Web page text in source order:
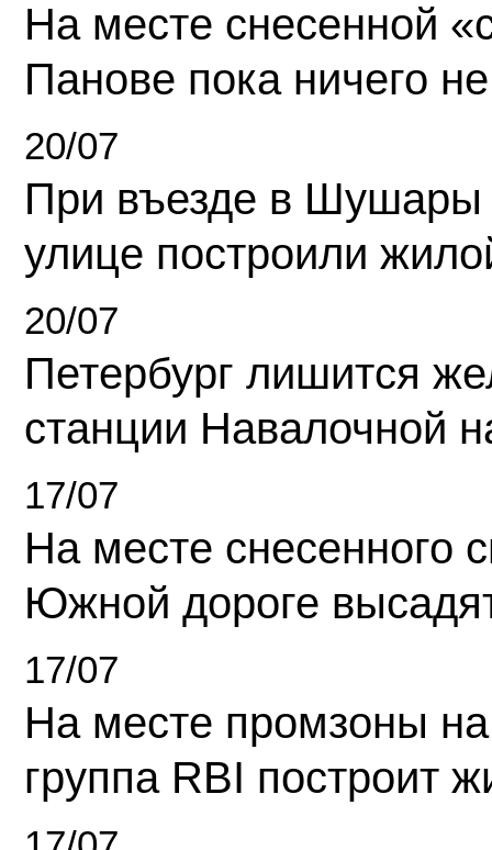
На месте снесенной
Панове пока ничего
20/07
При въезде в Шушары
улице построили
20/07
Петербург лишится
станции Навалочной
17/07
На месте снесенного
Южной дороге
17/07
На месте промзоны
группа RBI построит